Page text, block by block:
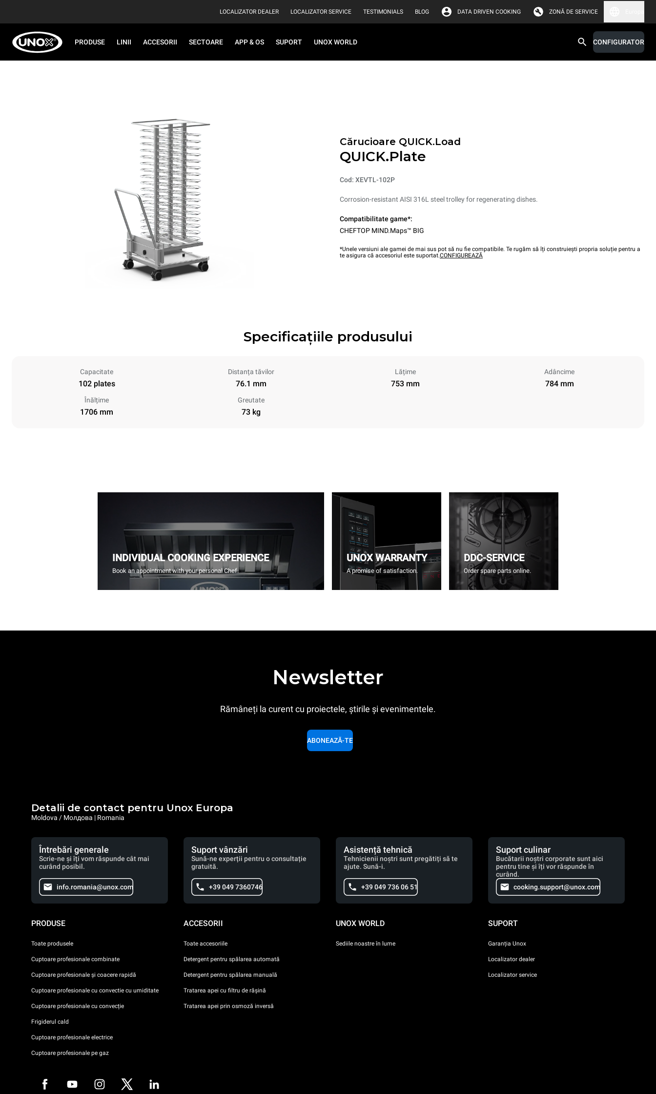
LOCALIZATOR DEALER LOCALIZATOR SERVICE TESTIMONIALS BLOG DATA DRIVEN COOKING ZONĂ DE SERVICE
PRODUSE LINII ACCESORII SECTOARE APP & OS SUPORT UNOX WORLD CONFIGURATOR
Cărucioare QUICK.Load
QUICK.Plate
Cod: XEVTL-102P
Corrosion-resistant AISI 316L steel trolley for regenerating dishes.
Compatibilitate game*:
CHEFTOP MIND.Maps™ BIG
*Unele versiuni ale gamei de mai sus pot să nu fie compatibile. Te rugăm să îți construiești propria soluție pentru a
te asigura că accesoriul este suportat.CONFIGUREAZĂ
Specificațiile produsului
Capacitate
102 plates
Distanța tăvilor
76.1 mm
Lățime
753 mm
Adâncime
784 mm
Înălțime
1706 mm
Greutate
73 kg
INDIVIDUAL COOKING EXPERIENCE
Book an appointment with your personal Chef.
UNOX WARRANTY
A promise of satisfaction.
DDC-SERVICE
Order spare parts online.
Newsletter
Rămâneți la curent cu proiectele, știrile și evenimentele.
ABONEAZĂ-TE
Detalii de contact pentru Unox Europa
Moldova / Молдова | Romania
Întrebări generale
Scrie-ne și îți vom răspunde cât mai
curând posibil.
info.romania@unox.com
Suport vânzări
Sună-ne experții pentru o consultație
gratuită.
+39 049 7360746
Asistență tehnică
Tehnicienii noștri sunt pregătiți să te
ajute. Sună-i.
+39 049 736 06 51
Suport culinar
Bucătarii noștri corporate sunt aici
pentru tine și îți vor răspunde în
curând.
cooking.support@unox.com
PRODUSE
Toate produsele
Cuptoare profesionale combinate
Cuptoare profesionale și coacere rapidă
Cuptoare profesionale cu convectie cu umiditate
Cuptoare profesionale cu convecție
Frigiderul cald
Cuptoare profesionale electrice
Cuptoare profesionale pe gaz
ACCESORII
Toate accesoriile
Detergent pentru spălarea automată
Detergent pentru spălarea manuală
Tratarea apei cu filtru de rășină
Tratarea apei prin osmoză inversă
UNOX WORLD
Sediile noastre în lume
SUPORT
Garanția Unox
Localizator dealer
Localizator service